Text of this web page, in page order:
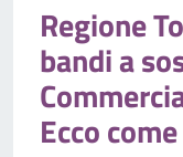
Regione
bandi a
Ecco